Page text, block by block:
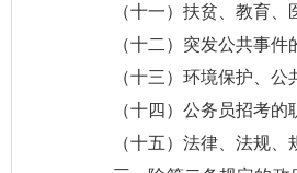
（十一）扶贫、教育
（十二）突发公共事
（十三）环境保护、
（十四）公务员招考
（十五）法律、法规